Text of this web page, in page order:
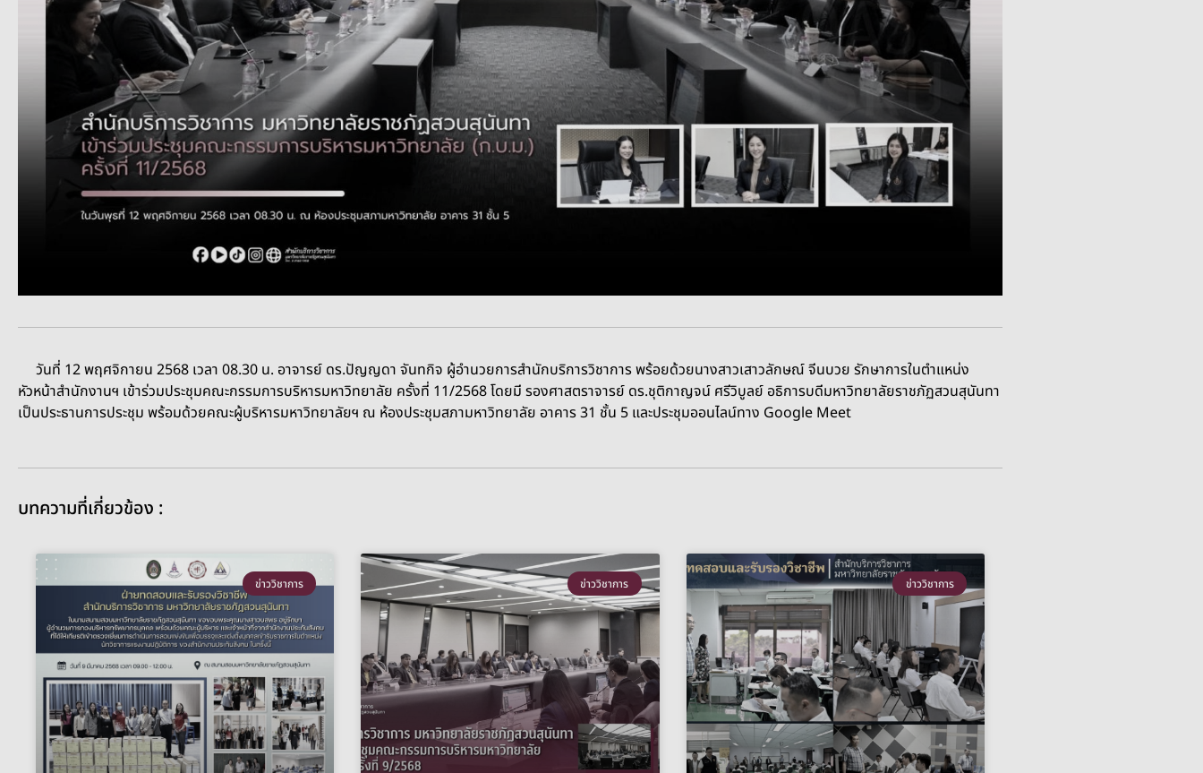
วันที่ 12 พฤศจิกายน 2568 เวลา 08.30 น. อาจารย์ ดร.ปัญญดา จันทกิจ ผู้อำนวยการสำนักบริการวิชาการ พร้อยด้วยนางสาวเสาวลักษณ์ จีนบวย รักษาการในตำแหน่ง
หัวหน้าสำนักงานฯ เข้าร่วมประชุมคณะกรรมการบริหารมหาวิทยาลัย ครั้งที่ 11/2568 โดยมี รองศาสตราจารย์ ดร.ชุติกาญจน์ ศรีวิบูลย์ อธิการบดีมหาวิทยาลัยราชภัฏสวนสุนันทา
เป็นประธานการประชุม พร้อมด้วยคณะผู้บริหารมหาวิทยาลัยฯ ณ ห้องประชุมสภามหาวิทยาลัย อาคาร 31 ชั้น 5 และประชุมออนไลน์ทาง Google Meet
บทความที่เกี่ยวข้อง :
ข่าววิชาการ ข่าววิชาการ ข่าววิชาการ